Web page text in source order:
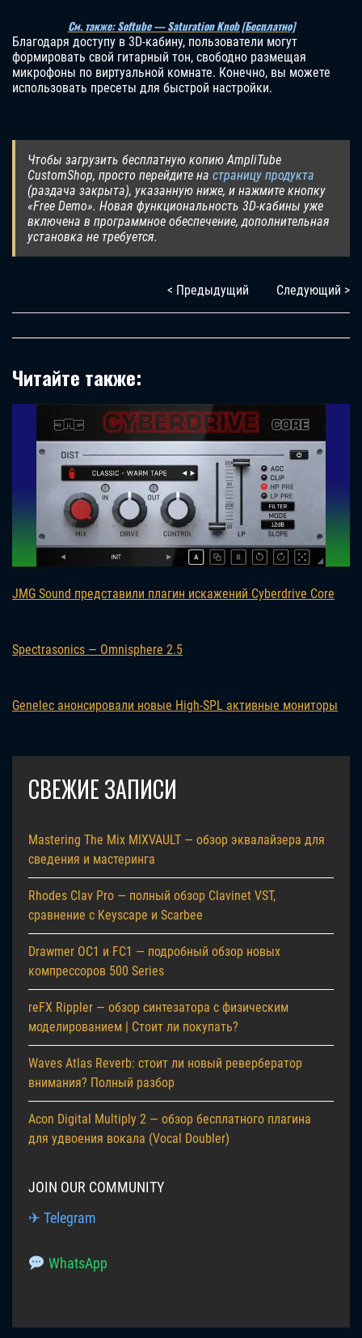
См. также: Softube — Saturation Knob [Бесплатно]
Благодаря доступу в 3D-кабину, пользователи могут
формировать свой гитарный тон, свободно размещая
микрофоны по виртуальной комнате. Конечно, вы можете
использовать пресеты для быстрой настройки.
Чтобы загрузить бесплатную копию AmpliTube
CustomShop, просто перейдите на страницу продукта
(раздача закрыта), указанную ниже, и нажмите кнопку
«Free Demo». Новая функциональность 3D-кабины уже
включена в программное обеспечение, дополнительная
установка не требуется.
< Предыдущий Следующий >
Читайте также:
JMG Sound представили плагин искажений Cyberdrive Core
Spectrasonics — Omnisphere 2.5
Genelec анонсировали новые High-SPL активные мониторы
СВЕЖИЕ ЗАПИСИ
Mastering The Mix MIXVAULT — обзор эквалайзера для
сведения и мастеринга
Rhodes Clav Pro — полный обзор Clavinet VST,
сравнение с Keyscape и Scarbee
Drawmer OC1 и FC1 — подробный обзор новых
компрессоров 500 Series
reFX Rippler — обзор синтезатора с физическим
моделированием | Стоит ли покупать?
Waves Atlas Reverb: стоит ли новый ревербератор
внимания? Полный разбор
Acon Digital Multiply 2 — обзор бесплатного плагина
для удвоения вокала (Vocal Doubler)
JOIN OUR COMMUNITY
✈ Telegram
WhatsApp